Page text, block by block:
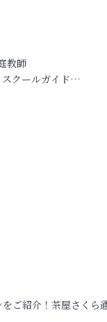
教師
クールガイド…
ご紹介！茶屋さくら